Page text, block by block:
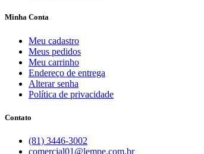
Minha Conta
Meu cadastro
Meus pedidos
Meu carrinho
Endereço de entrega
Alterar senha
Política de privacidade
Contato
(81) 3446-3002
comercial01@lempe.com.br